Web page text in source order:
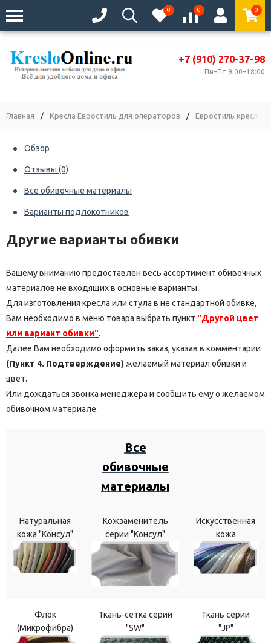
0 0 0
+7 (910) 270-37-98
Пн–Пт 9:00–18:00
Главная / Кресла Евростиль для операторов / Евростиль кресла
Обзор
Отзывы (0)
Все обивочные материалы
Варианты подлокотников
Другие варианты обивки
Вашему вниманию предоставлен весь ассортимент обивочных
материалов не входящих в основные варианты.
Для изготовления кресла или стула в не стандартной обивке,
Вам необходимо в меню товара выбрать пункт "Другой цвет
или вариант обивки".
Далее Вам необходимо оформить заказ, указав в комментарии
(Пункт 4. Подтверждение) желаемый материал обивки и
цвет.
Или дождаться звонка менеджера и сообщить ему о желаемом
обивочном материале.
Все
обивочные
материалы
Натуральная
кожа "Консул"
Кожзаменитель
серии "Консул"
Искусственная
кожа
Флок
(Микрофибра)
Ткань-сетка серии
"SW"
Ткань серии
"JP"